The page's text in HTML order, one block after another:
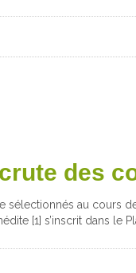
des
sélectionnés au cours
[1] s’inscrit dans le